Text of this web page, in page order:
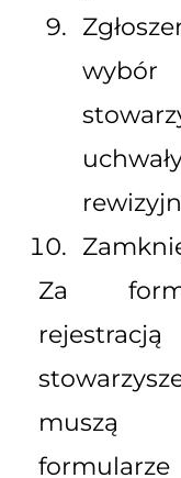
Za
muszą